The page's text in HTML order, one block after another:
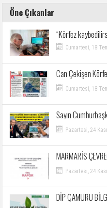
Öne Çıkanlar
“Körfez
Cumartesi, 18
Can Çekişen
Cumartesi, 18
Sayın
Pazartesi, 24
MARMARİS
Pazartesi, 24
DİP ÇAMURU